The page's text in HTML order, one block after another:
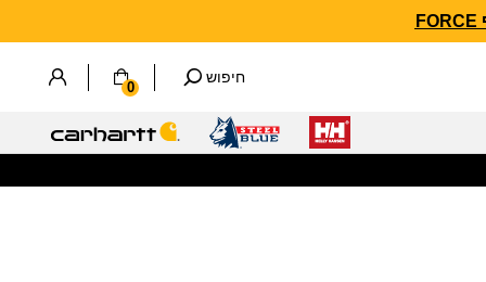
חיפוש
0